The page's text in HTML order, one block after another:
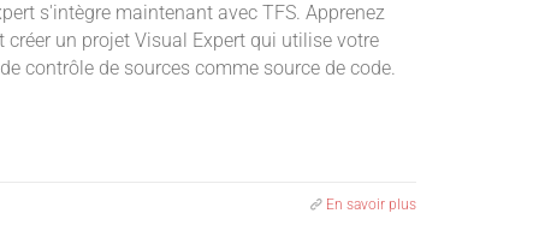
s'intègre maintenant avec TFS. Apprenez
créer un projet Visual Expert qui utilise votre
contrôle de sources comme source de code.
En savoir plus